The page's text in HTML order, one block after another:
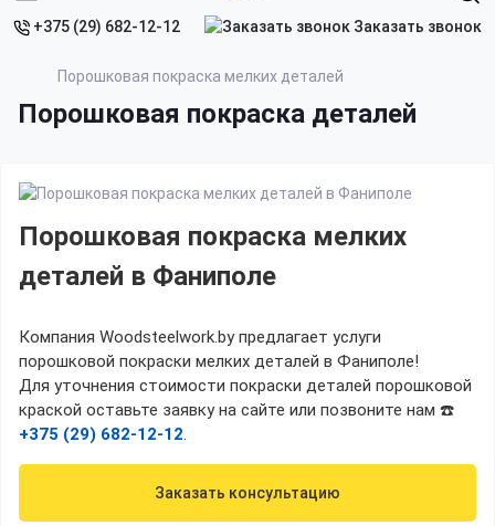
+375 (29) 682-12-12 Заказать звонок
Порошковая покраска мелких деталей
Порошковая покраска деталей
Порошковая покраска мелких
деталей в Фаниполе
Компания Woodsteelwork.by предлагает услуги
порошковой покраски мелких деталей в Фаниполе!
Для уточнения стоимости покраски деталей порошковой
краской оставьте заявку на сайте или позвоните нам ☎️
+375 (29) 682-12-12.
Заказать консультацию